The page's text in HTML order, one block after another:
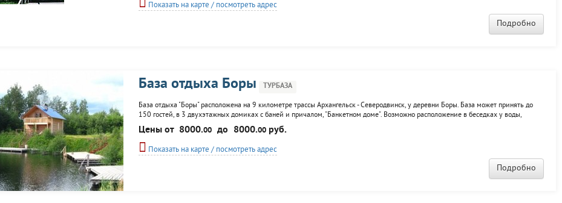
Показать на карте / посмотреть адрес
Подробно
База отдыха Боры ТУРБАЗА
База отдыха "Боры" расположена на 9 километре трассы Архангельск - Северодвинск, у деревни Боры. База может принять до
150 гостей, в 3 двухэтажных домиках с баней и причалом, "Банкетном доме". Возможно расположение в беседках у воды,
вместимостью 10, 35 и 40 человек, оборудованных мангалами и столами. К услугам гостей прокат лодок, водные развлечения,
игровые площадки...
Цены от 8000.00 до 8000.00руб.
Показать на карте / посмотреть адрес
Подробно